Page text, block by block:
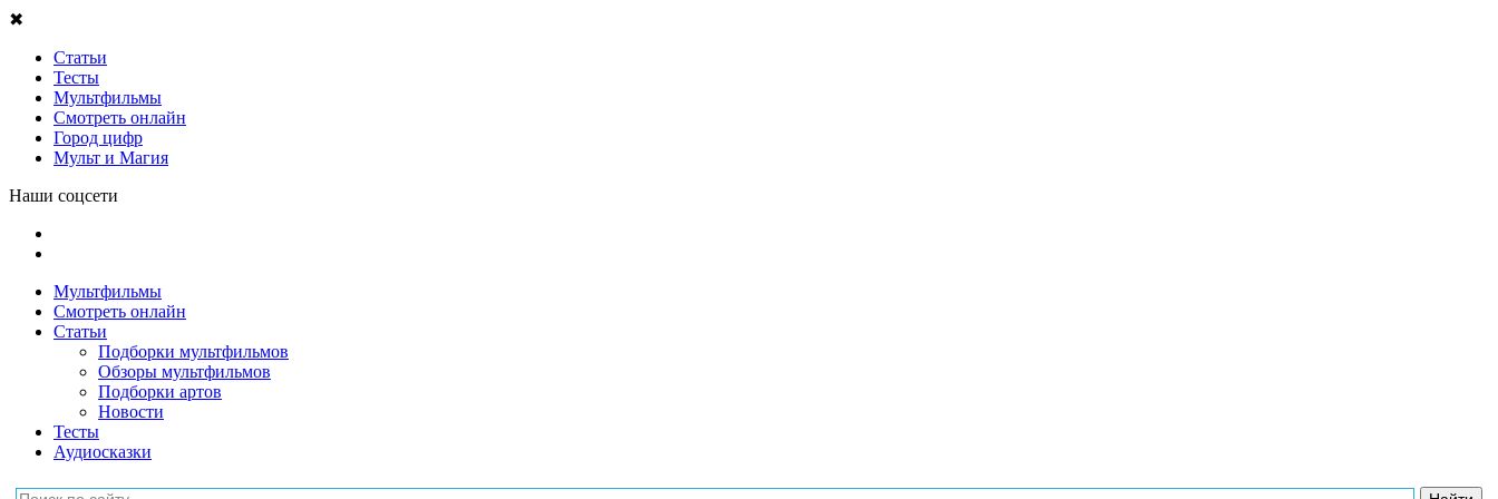
✖
Статьи
Тесты
Мультфильмы
Смотреть онлайн
Город цифр
Мульт и Магия
Наши соцсети
Мультфильмы
Смотреть онлайн
Статьи
Подборки мультфильмов
Обзоры мультфильмов
Подборки артов
Новости
Тесты
Аудиосказки